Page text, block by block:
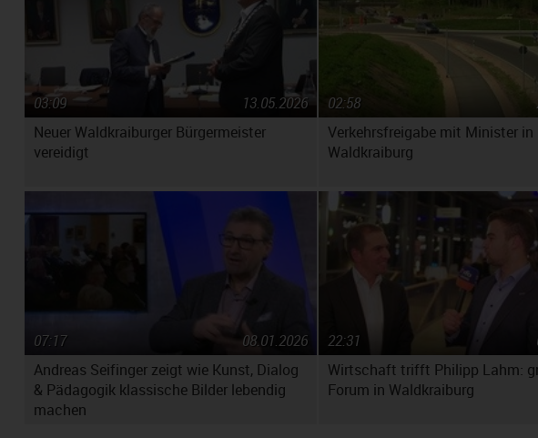
Neuer Waldkraiburger Bürgermeister
vereidigt
13.05.2026
03:09
Verkehrsfreigabe mit Minister in
Waldkraiburg
02:58
Andreas Seifinger zeigt wie Kunst, Dialog
& Pädagogik klassische Bilder lebendig
machen
08.01.2026
07:17
Wirtschaft trifft Philipp Lahm:
Forum in Waldkraiburg
22:31